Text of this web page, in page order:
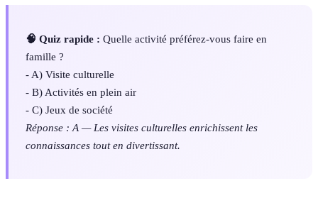
🧠 Quiz rapide : Quelle activité préférez-vous faire en
famille ?
- A) Visite culturelle
- B) Activités en plein air
- C) Jeux de société
Réponse : A — Les visites culturelles enrichissent les
connaissances tout en divertissant.